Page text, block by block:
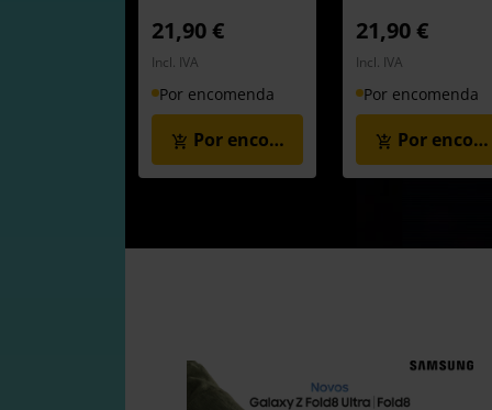
21,90 €
Incl. IVA
Por encomenda
Por encomenda
21,90 €
Incl. IVA
Por encomenda
Por